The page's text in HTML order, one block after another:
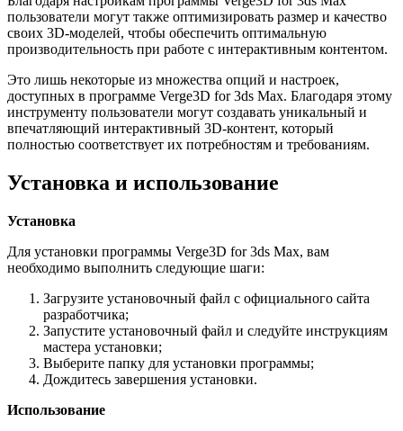
пользователи могут также оптимизировать размер и качество
своих 3D-моделей, чтобы обеспечить оптимальную
производительность при работе с интерактивным контентом.
Это лишь некоторые из множества опций и настроек,
доступных в программе Verge3D for 3ds Max. Благодаря этому
инструменту пользователи могут создавать уникальный и
впечатляющий интерактивный 3D-контент, который
полностью соответствует их потребностям и требованиям.
Установка и использование
Установка
Для установки программы Verge3D for 3ds Max, вам
необходимо выполнить следующие шаги:
Загрузите установочный файл с официального сайта
разработчика;
Запустите установочный файл и следуйте инструкциям
мастера установки;
Выберите папку для установки программы;
Дождитесь завершения установки.
Использование